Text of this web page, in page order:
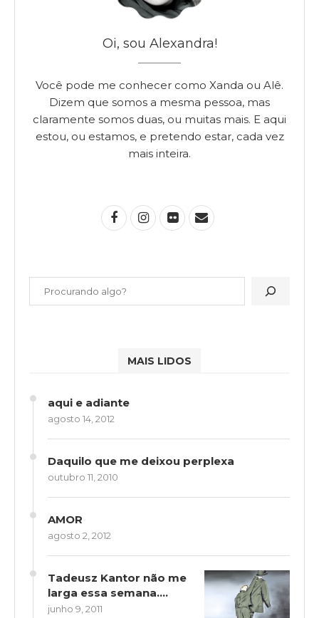
Oi, sou Alexandra!
Você pode me conhecer como Xanda ou Alê.
Dizem que somos a mesma pessoa, mas
claramente somos duas, ou muitas mais. E aqui
estou, ou estamos, e pretendo estar, cada vez
mais inteira.
MAIS LIDOS
aqui e adiante
agosto 14, 2012
Daquilo que me deixou perplexa
outubro 11, 2010
AMOR
agosto 2, 2012
Tadeusz Kantor não me
larga essa semana….
junho 9, 2011